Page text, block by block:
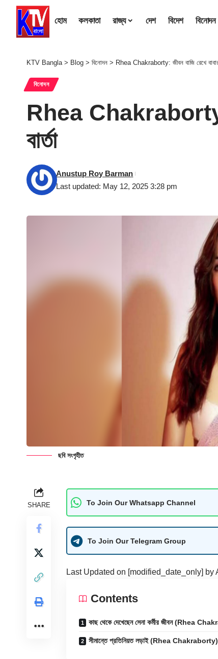
হোম কলকাতা রাজ্য দেশ বিদেশ বিনোদন
KTV Bangla> Blog > বিনোদন > Rhea Chakraborty: জীবন বাজি রেখে বাবার
বিনোদন
Rhea Chakraborty:
বার্তা
Last updated: May 12, 2025 3:28 pm
Anustup Roy Barman
ছবি সংগৃহীত
SHARE To Join Our Whatsapp Channel
To Join Our Telegram Group
Last Updated on [modified_date_only] by
Contents
কাছ থেকে দেখেছেন সেনা কর্মীর জীবন (Rhea
সীমান্তে প্রতিনিয়ত লড়াই (Rhea Chakraborty)